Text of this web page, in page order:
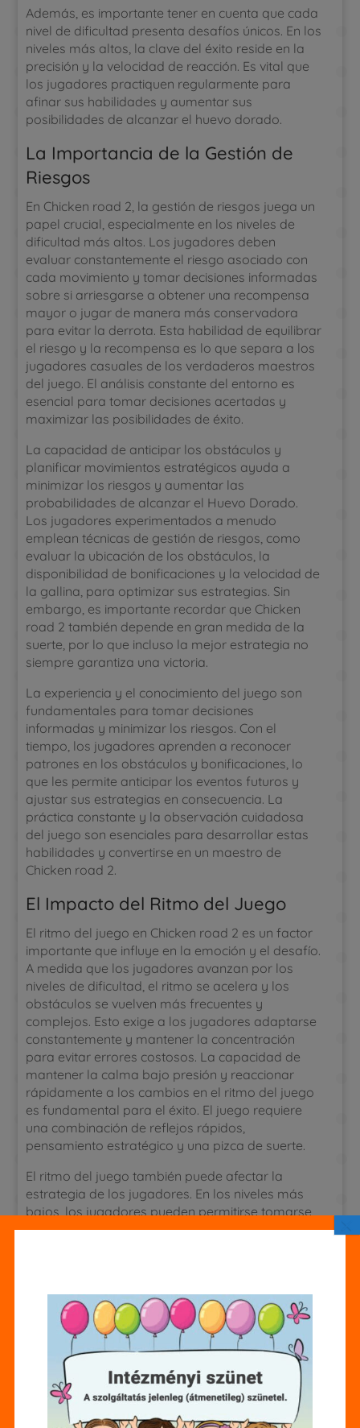
Además, es importante tener en cuenta que cada
nivel de dificultad presenta desafíos únicos. En los
niveles más altos, la clave del éxito reside en la
precisión y la velocidad de reacción. Es vital que
los jugadores practiquen regularmente para
afinar sus habilidades y aumentar sus
posibilidades de alcanzar el huevo dorado.
La Importancia de la Gestión de
Riesgos
En Chicken road 2, la gestión de riesgos juega un
papel crucial, especialmente en los niveles de
dificultad más altos. Los jugadores deben
evaluar constantemente el riesgo asociado con
cada movimiento y tomar decisiones informadas
sobre si arriesgarse a obtener una recompensa
mayor o jugar de manera más conservadora
para evitar la derrota. Esta habilidad de equilibrar
el riesgo y la recompensa es lo que separa a los
jugadores casuales de los verdaderos maestros
del juego. El análisis constante del entorno es
esencial para tomar decisiones acertadas y
maximizar las posibilidades de éxito.
La capacidad de anticipar los obstáculos y
planificar movimientos estratégicos ayuda a
minimizar los riesgos y aumentar las
probabilidades de alcanzar el Huevo Dorado.
Los jugadores experimentados a menudo
emplean técnicas de gestión de riesgos, como
evaluar la ubicación de los obstáculos, la
disponibilidad de bonificaciones y la velocidad de
la gallina, para optimizar sus estrategias. Sin
embargo, es importante recordar que Chicken
road 2 también depende en gran medida de la
suerte, por lo que incluso la mejor estrategia no
siempre garantiza una victoria.
La experiencia y el conocimiento del juego son
fundamentales para tomar decisiones
informadas y minimizar los riesgos. Con el
tiempo, los jugadores aprenden a reconocer
patrones en los obstáculos y bonificaciones, lo
que les permite anticipar los eventos futuros y
ajustar sus estrategias en consecuencia. La
práctica constante y la observación cuidadosa
del juego son esenciales para desarrollar estas
habilidades y convertirse en un maestro de
Chicken road 2.
El Impacto del Ritmo del Juego
El ritmo del juego en Chicken road 2 es un factor
importante que influye en la emoción y el desafío.
A medida que los jugadores avanzan por los
niveles de dificultad, el ritmo se acelera y los
obstáculos se vuelven más frecuentes y
complejos. Esto exige a los jugadores adaptarse
constantemente y mantener la concentración
para evitar errores costosos. La capacidad de
mantener la calma bajo presión y reaccionar
rápidamente a los cambios en el ritmo del juego
es fundamental para el éxito. El juego requiere
una combinación de reflejos rápidos,
pensamiento estratégico y una pizca de suerte.
El ritmo del juego también puede afectar la
estrategia de los jugadores. En los niveles más
bajos, los jugadores pueden permitirse tomarse
su tiempo y planificar cuidadosamente sus
requiere una mayor agilidad mental y la
capacidad de tomar decisiones instantáneas
basadas en información limitada. La adaptación
es clave para el éxito.
La combinación de un desafío progresivo y un
ritmo de juego dinámico hace que Chicken road 2
sea una experiencia adictiva y gratificante. Los
×